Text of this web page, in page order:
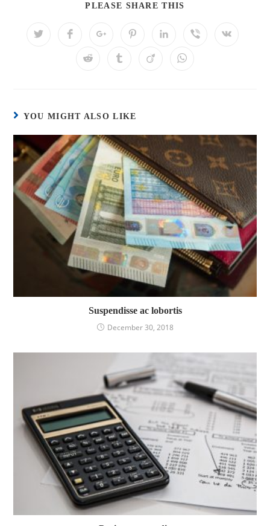
PLEASE SHARE THIS
YOU MIGHT ALSO LIKE
Suspendisse ac lobortis
December 30, 2018